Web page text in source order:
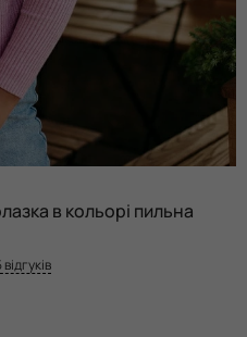
в кольорі пильна
відгуків